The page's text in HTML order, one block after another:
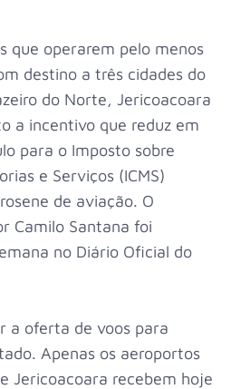
que operarem pelo menos
destino a três cidades do
do Norte, Jericoacoara
a incentivo que reduz em
para o Imposto sobre
e Serviços (ICMS)
de aviação. O
Camilo Santana foi
no Diário Oficial do
a oferta de voos para
Apenas os aeroportos
Jericoacoara recebem hoje